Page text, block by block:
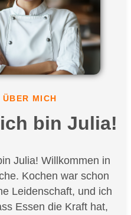
ÜBER MICH
bin Julia!
Julia! Willkommen in
Kochen war schon
Leidenschaft, und ich
Essen die Kraft hat,